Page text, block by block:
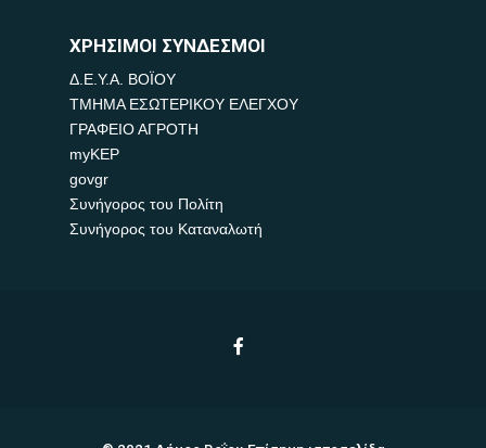
ΧΡΗΣΙΜΟΙ ΣΥΝΔΕΣΜΟΙ
Δ.Ε.Υ.Α. ΒΟΪΟΥ
ΤΜΗΜΑ ΕΣΩΤΕΡΙΚΟΥ ΕΛΕΓΧΟΥ
ΓΡΑΦΕΙΟ ΑΓΡΟΤΗ
myKEP
govgr
Συνήγορος του Πολίτη
Συνήγορος του Καταναλωτή